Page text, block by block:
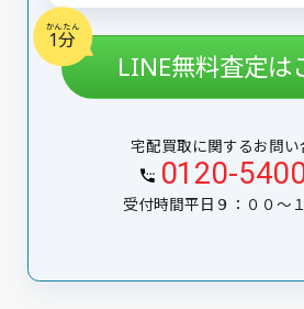
かんたん
1分
LINE無料査定は
宅配買取に関するお問
0120-
受付時間平日９：００〜